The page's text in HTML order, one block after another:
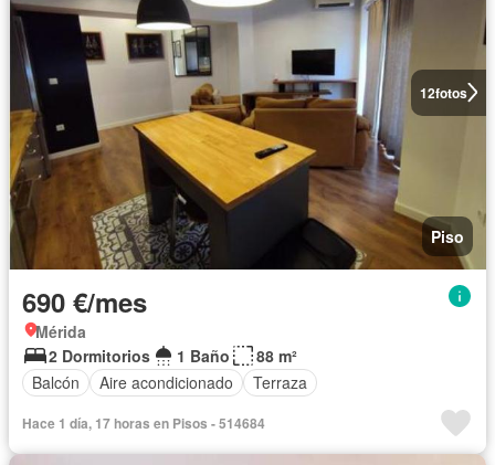
12fotos
Piso
690 €/mes
Mérida
2 Dormitorios
1 Baño
88 m²
Balcón
Aire acondicionado Terraza
Hace 1 día, 17 horas en Pisos - 514684